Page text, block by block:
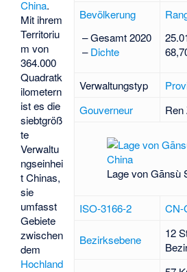
Bevölkerung
– Gesamt 2020
–Dichte
Verwaltungstyp
Gouverneur
Ren
Lage von Gānsù
ISO-3166-2 CN-
Bezirksebene
12
China.
Mit ihrem
Territoriu
m von
364.000
Quadratk
ilometern
ist es die
siebtgröß
te
Verwaltu
ngseinhei
t Chinas,
sie
umfasst
Gebiete
zwischen
dem
Hochland